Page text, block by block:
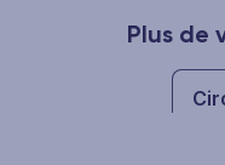
Plus de